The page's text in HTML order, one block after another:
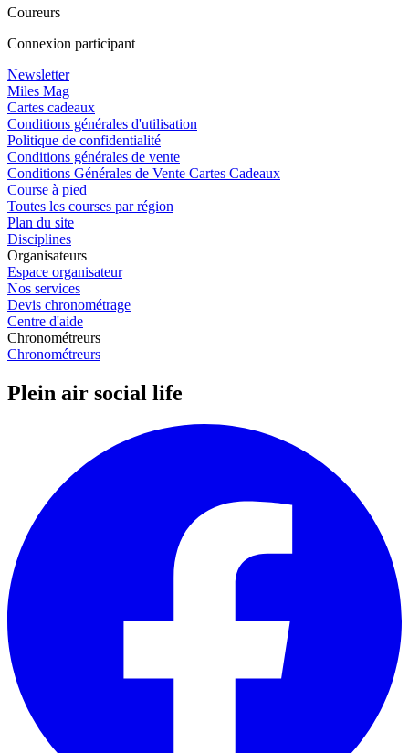
Coureurs
Connexion participant
Newsletter
Miles Mag
Cartes cadeaux
Conditions générales d'utilisation
Politique de confidentialité
Conditions générales de vente
Conditions Générales de Vente Cartes Cadeaux
Course à pied
Toutes les courses par région
Plan du site
Disciplines
Organisateurs
Espace organisateur
Nos services
Devis chronométrage
Centre d'aide
Chronométreurs
Chronométreurs
Plein air social life